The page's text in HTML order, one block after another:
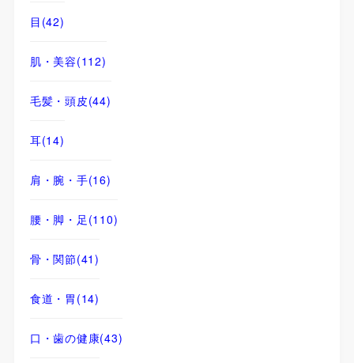
目 (42)
肌・美容(112)
毛髪・頭皮(44)
耳(14)
肩・腕・手(16)
腰・脚・足 (110)
骨・関節(41)
食道・胃 (14)
口・歯の健康(43)